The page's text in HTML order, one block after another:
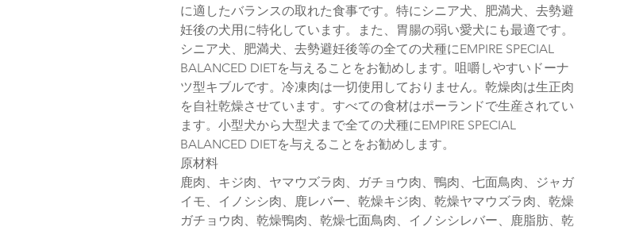
に適したバランスの取れた食事です。特にシニア犬、肥満犬、去勢避
妊後の犬用に特化しています。また、胃腸の弱い愛犬にも最適です。
シニア犬、肥満犬、去勢避妊後等の全ての犬種にEMPIRE SPECIAL
BALANCED DIETを与えることをお勧めします。咀嚼しやすいドーナ
ツ型キブルです。冷凍肉は一切使用しておりません。乾燥肉は生正肉
を自社乾燥させています。すべての食材はポーランドで生産されてい
ます。小型犬から大型犬まで全ての犬種にEMPIRE SPECIAL
BALANCED DIETを与えることをお勧めします。
原材料
鹿肉、キジ肉、ヤマウズラ肉、ガチョウ肉、鴨肉、七面鳥肉、ジャガ
イモ、イノシシ肉、鹿レバー、乾燥キジ肉、乾燥ヤマウズラ肉、乾燥
ガチョウ肉、乾燥鴨肉、乾燥七面鳥肉、イノシシレバー、鹿脂肪、乾